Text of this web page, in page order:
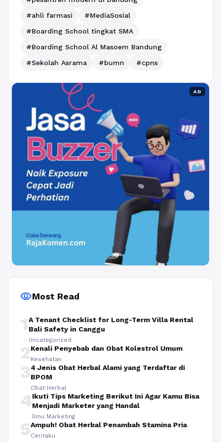
#ahli farmasi
#MediaSosial
#Boarding School tingkat SMA
#Boarding School Al Masoem Bandung
#Sekolah Asrama
#bumn #cpns
AD
visibilityMost Read
1A Tenant Checklist for Long-Term Villa Rental
Bali Safety in Canggu
Uncategorized
2Kenali Penyebab dan Obat Kolestrol Umum
Kesehatan
34 Jenis Obat Herbal Alami yang Terdaftar di
BPOM
Obat Herbal
4Ikuti Tips Marketing Berikut Ini Agar Kamu Bisa
Menjadi Marketer yang Handal
Ilmu Marketing
5Ampuh! Obat Herbal Penambah Stamina Pria
Ceritaku